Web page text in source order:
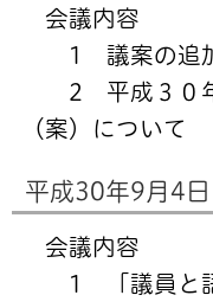
会議内容
1 議案の追
2 平成３０
（案）について
平成30年9月4
会議内容
1 「議員と